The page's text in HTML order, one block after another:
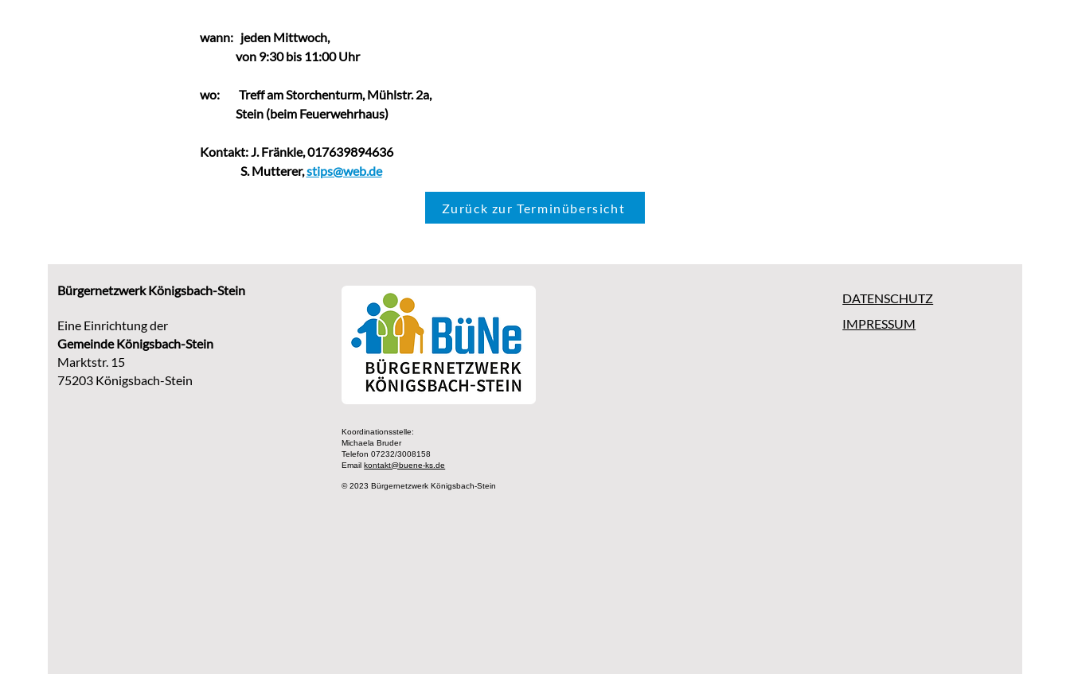
wann:   jeden Mittwoch,
von 9:30 bis 11:00 Uhr
wo:
Treff am Storchenturm, Mühlstr. 2a,
Stein (beim Feuerwehrhaus)
Kontakt: J. Fränkle, 017639894636
S. Mutterer, stips@web.de
Zurück zur Terminübersicht
Bürgernetzwerk Königsbach-Stein
Eine Einrichtung der
Gemeinde Königsbach-Stein
Marktstr. 15
75203 Königsbach-Stein
Koordinationsstelle:
Michaela Bruder
Telefon 07232/3008158
Email kontakt@buene-ks.de
© 2023 Bürgernetzwerk Königsbach-Stein
DATENSCHUTZ
IMPRESSUM